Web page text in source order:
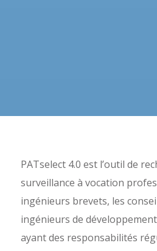
PATselect 4.0 est l’outil de
surveillance à vocation
ingénieurs brevets, les
ingénieurs de
ayant des responsabilités